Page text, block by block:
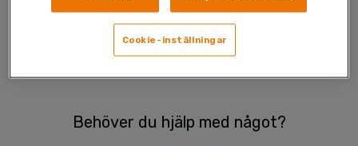
Behöver du hjälp med något?
Cookie-inställningar